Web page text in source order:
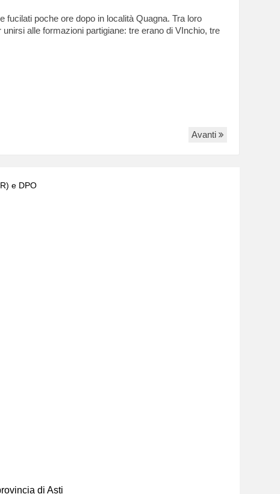
fucilati poche ore dopo in località Quagna. Tra loro
alle formazioni partigiane: tre erano di VInchio, tre
Avanti
e DPO
di Asti